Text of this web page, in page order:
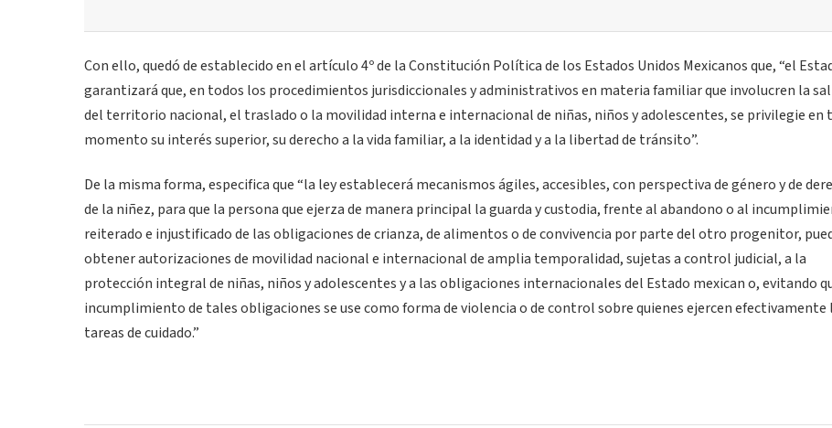
Con ello, quedó de establecido en el artículo 4º de la Constitución Política de los Estados Unidos Mexicanos que, “el
garantizará que, en todos los procedimientos jurisdiccionales y administrativos en materia familiar que involucren la
del territorio nacional, el traslado o la movilidad interna e internacional de niñas, niños y adolescentes, se privilegie en
momento su interés superior, su derecho a la vida familiar, a la identidad y a la libertad de tránsito”.
De la misma forma, especifica que “la ley establecerá mecanismos ágiles, accesibles, con perspectiva de género y de
de la niñez, para que la persona que ejerza de manera principal la guarda y custodia, frente al abandono o al
reiterado e injustificado de las obligaciones de crianza, de alimentos o de convivencia por parte del otro progenitor,
obtener autorizaciones de movilidad nacional e internacional de amplia temporalidad, sujetas a control judicial, a la
protección integral de niñas, niños y adolescentes y a las obligaciones internacionales del Estado mexican o, evitando
incumplimiento de tales obligaciones se use como forma de violencia o de control sobre quienes ejercen efectivamente
tareas de cuidado.”